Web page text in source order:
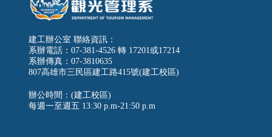
建工辦公室 聯絡資訊：
系辦電話：07-381-4526 轉 17201或17214
系辦傳真：07-3810635
807高雄市三民區建工路415號(建工校區)
辦公時間：(建工校區)
每週一至週五 13:30 p.m-21:50 p.m